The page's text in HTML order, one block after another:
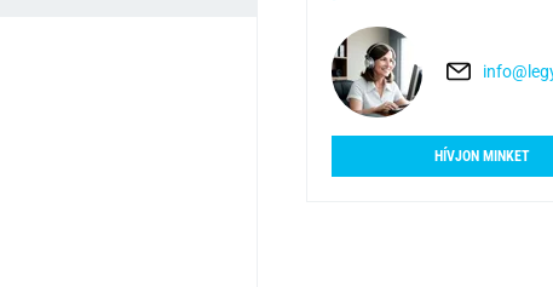
HÍVJON MINKET